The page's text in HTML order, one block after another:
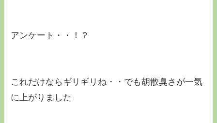
アンケート・・！？
これだけならギリギリね・・でも胡散臭さが一気
に上がりました